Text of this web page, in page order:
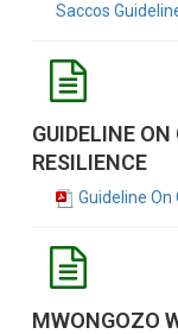
Saccos
GUIDELINE
RESILIENCE
Guideline
MWONGOZO